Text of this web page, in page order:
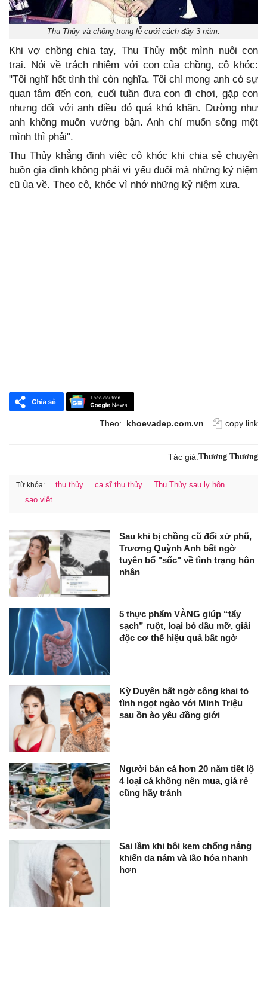
Thu Thủy và chồng trong lễ cưới cách đây 3 năm.
Khi vợ chồng chia tay, Thu Thủy một mình nuôi con
trai. Nói về trách nhiệm với con của chồng, cô khóc:
"Tôi nghĩ hết tình thì còn nghĩa. Tôi chỉ mong anh có sự
quan tâm đến con, cuối tuần đưa con đi chơi, gặp con
nhưng đối với anh điều đó quá khó khăn. Dường như
anh không muốn vướng bận. Anh chỉ muốn sống một
mình thì phải".
Thu Thủy khẳng định việc cô khóc khi chia sẻ chuyện
buồn gia đình không phải vì yếu đuối mà những kỷ niệm
cũ ùa về. Theo cô, khóc vì nhớ những kỷ niệm xưa.
Theo: khoevadep.com.vn copy link
Tác giả:Thương Thương
Từ khóa: thu thủy ca sĩ thu thủy
Thu Thủy sau ly hôn
sao việt
Sau khi bị chồng cũ đối xử phũ,
Trương Quỳnh Anh bất ngờ
tuyên bố "sốc" về tình trạng hôn
nhân
5 thực phẩm VÀNG giúp “tẩy
sạch” ruột, loại bỏ dầu mỡ, giải
độc cơ thể hiệu quả bất ngờ
Kỳ Duyên bất ngờ công khai tỏ
tình ngọt ngào với Minh Triệu
sau ồn ào yêu đồng giới
Người bán cá hơn 20 năm tiết lộ
4 loại cá không nên mua, giá rẻ
cũng hãy tránh
Sai lầm khi bôi kem chống nắng
khiến da nám và lão hóa nhanh
hơn